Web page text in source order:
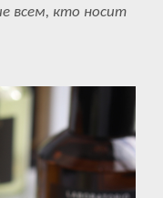
всем, кто носит